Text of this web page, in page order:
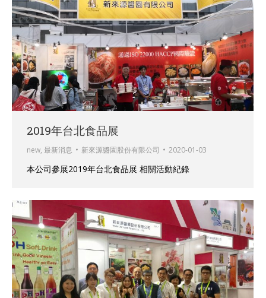
2019年台北食品展
new, 最新消息 新來源醬園股份有限公司 2020-01-03
本公司參展2019年台北食品展 相關活動紀錄